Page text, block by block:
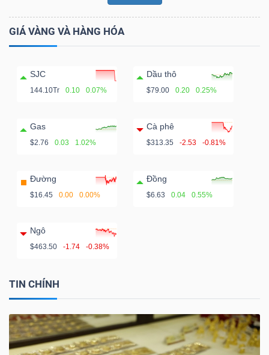
GIÁ VÀNG VÀ HÀNG HÓA
SJC
144.10Tr 0.10 0.07%
Dầu thô
$79.00 0.20 0.25%
Gas
$2.76 0.03 1.02%
Cà phê
$313.35 -2.53 -0.81%
Đường
$16.45 0.00 0.00%
Đồng
$6.63 0.04 0.55%
Ngô
$463.50 -1.74 -0.38%
TIN CHÍNH